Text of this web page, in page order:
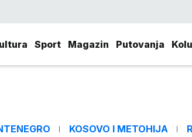
Sport Magazin Putovanja
KOSOVO I METOHIJA